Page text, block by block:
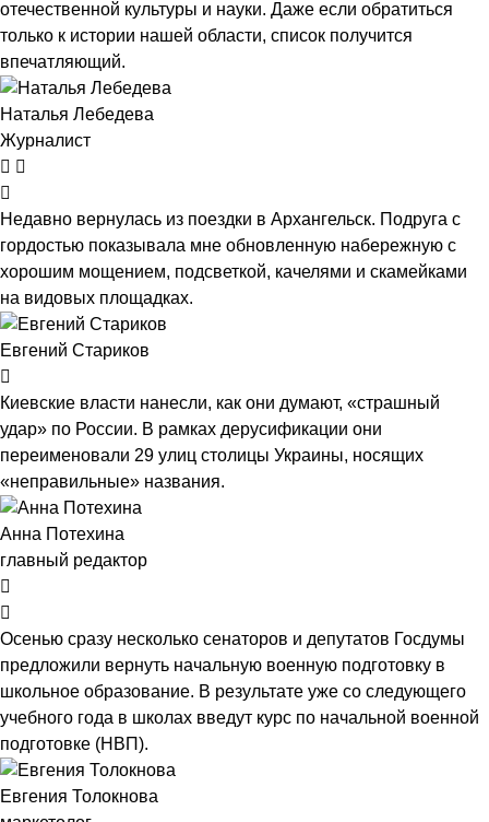
отечественной культуры и науки. Даже если обратиться
только к истории нашей области, список получится
впечатляющий.
Наталья Лебедева
Журналист
Недавно вернулась из поездки в Архангельск. Подруга с
гордостью показывала мне обновленную набережную с
хорошим мощением, подсветкой, качелями и скамейками
на видовых площадках.
Евгений Стариков
Киевские власти нанесли, как они думают, «страшный
удар» по России. В рамках дерусификации они
переименовали 29 улиц столицы Украины, носящих
«неправильные» названия.
Анна Потехина
главный редактор
Осенью сразу несколько сенаторов и депутатов Госдумы
предложили вернуть начальную военную подготовку в
школьное образование. В результате уже со следующего
учебного года в школах введут курс по начальной военной
подготовке (НВП).
Евгения Толокнова